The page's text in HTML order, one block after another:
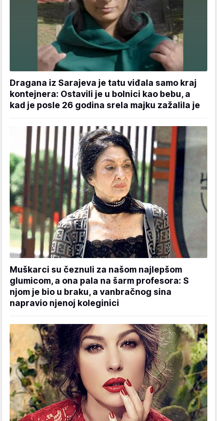
Dragana iz Sarajeva je tatu viđala samo kraj
kontejnera: Ostavili je u bolnici kao bebu, a
kad je posle 26 godina srela majku zažalila je
Muškarci su čeznuli za našom najlepšom
glumicom, a ona pala na šarm profesora: S
njom je bio u braku, a vanbračnog sina
napravio njenoj koleginici